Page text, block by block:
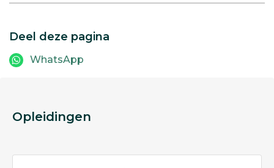
Deel deze pagina
WhatsApp
Opleidingen